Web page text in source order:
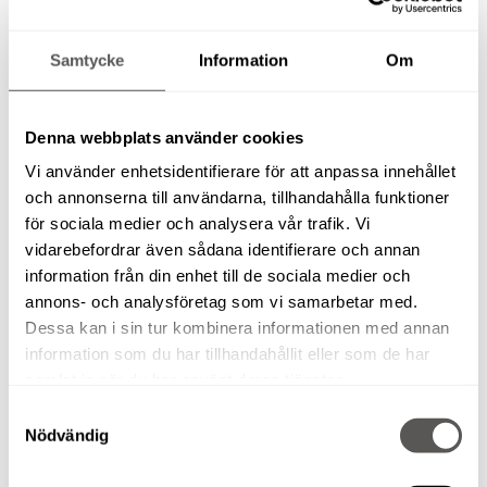
Samtycke Information Om
Denna webbplats använder cookies
Vi använder enhetsidentifierare för att anpassa innehållet
och annonserna till användarna, tillhandahålla funktioner
för sociala medier och analysera vår trafik. Vi
vidarebefordrar även sådana identifierare och annan
information från din enhet till de sociala medier och
annons- och analysföretag som vi samarbetar med.
Dessa kan i sin tur kombinera informationen med annan
information som du har tillhandahållit eller som de har
Nödvändig
enda ersättning berättigad till nedsättning av hyran för den
ersättning för t.ex. stillestånd, skadestånd eller
hyresavtalet vid mottagande ska detta anmälas inom 1
vecka efter mottagandet, i annat fall skall hyresobjektet
alltid anses ha varit felfritt vid mottagandet.
7. Skötsel
Hyrestagaren svarar för hyresobjektets vård, underhåll
samt kostnader för förbrukningsmateriel. Endast
av eller ingrepp i hyresobjektet får ej ske utan medgivande